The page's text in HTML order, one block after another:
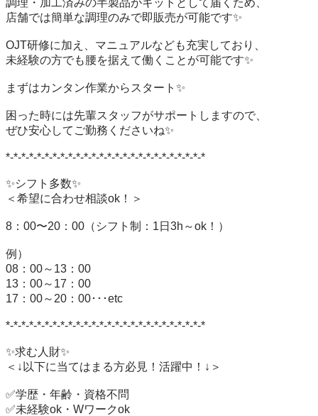
調理・加工済みの半製品がキットとして届くため、
店舗では簡単な調理のみで即販売が可能です✨
OJT研修に加え、マニュアルなども充実しており、
未経験の方でも腰を据えて働くことが可能です✨
まずはカンタン作業からスタート✨
困った時には先輩スタッフがサポートしますので、
ぜひ安心してご勤務くださいね✨
*-*-*-*-*-*-*-*-*-*-*-*-*-*-*-*-*-*-*-*-*-*-*-*-*-*
✨シフト多数✨
＜希望に合わせ相談ok！＞
8：00〜20：00（シフト制：1日3h～ok！）
例）
08：00～13：00
13：00～17：00
17：00～20：00･･･etc
*-*-*-*-*-*-*-*-*-*-*-*-*-*-*-*-*-*-*-*-*-*-*-*-*-*
✨求む人財✨
＜↓以下に当てはまる方必見！活躍中！↓＞
✅学歴・年齢・資格不問
✅未経験ok・Wワークok